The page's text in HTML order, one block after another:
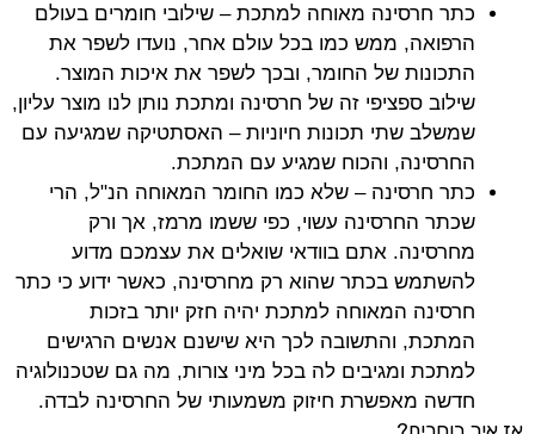
כתר חרסינה מאוחה למתכת – שילובי חומרים בעולם
הרפואה, ממש כמו בכל עולם אחר, נועדו לשפר את
התכונות של החומר, ובכך לשפר את איכות המוצר.
שילוב ספציפי זה של חרסינה ומתכת נותן לנו מוצר עליון,
שמשלב שתי תכונות חיוניות – האסתטיקה שמגיעה עם
החרסינה, והכוח שמגיע עם המתכת.
כתר חרסינה – שלא כמו החומר המאוחה הנ"ל, הרי
שכתר החרסינה עשוי, כפי ששמו מרמז, אך ורק
מחרסינה. אתם בוודאי שואלים את עצמכם מדוע
להשתמש בכתר שהוא רק מחרסינה, כאשר ידוע כי כתר
חרסינה המאוחה למתכת יהיה חזק יותר בזכות
המתכת, והתשובה לכך היא שישנם אנשים הרגישים
למתכת ומגיבים לה בכל מיני צורות, מה גם שטכנולוגיה
חדשה מאפשרת חיזוק משמעותי של החרסינה לבדה.